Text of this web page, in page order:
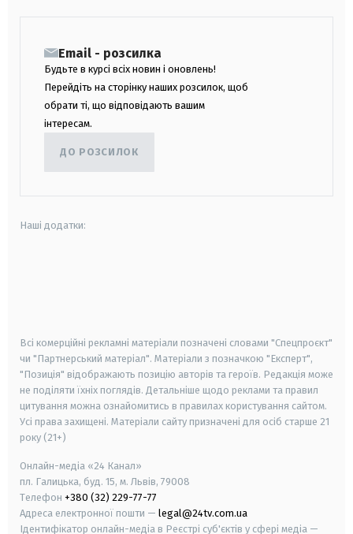
Email - розсилка
Будьте в курсі всіх новин і оновлень!
Перейдіть на сторінку наших розсилок, щоб
обрати ті, що відповідають вашим
інтересам.
ДО РОЗСИЛОК
Наші додатки:
Всі комерційні рекламні матеріали позначені словами "Спецпроєкт"
чи "Партнерський матеріал". Матеріали з позначкою "Експерт",
"Позиція" відображають позицію авторів та героїв. Редакція може
не поділяти їхніх поглядів. Детальніше щодо реклами та правил
цитування можна ознайомитись в правилах користування сайтом.
Усі права захищені. Матеріали сайту призначені для осіб старше 21
року (21+)
Онлайн-медіа «24 Канал»
пл. Галицька, буд. 15, м. Львів, 79008
Телефон +380 (32) 229-77-77
Адреса електронної пошти — legal@24tv.com.ua
Ідентифікатор онлайн-медіа в Реєстрі суб'єктів у сфері медіа —